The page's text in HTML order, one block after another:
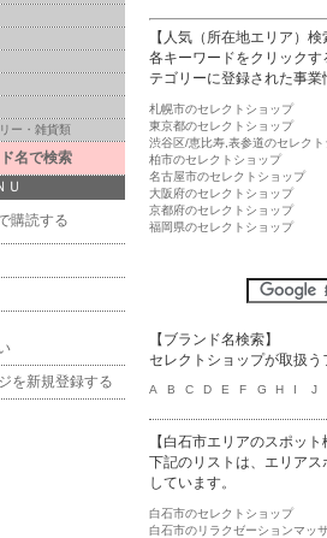
【人気（所在地エリア）
各キーワードをクリック
テゴリーに登録された事
札幌市のセレクトショップ
東京都のセレクトショップ
渋谷区/恵比寿,表参道のセレク
柏市のセレクトショップ
名古屋市のセレクトショップ
大阪府のセレクトショップ
京都府のセレクトショップ
福岡県のセレクトショップ
【ブランド名検索】
セレクトショップが取扱
A B C D E F G H I J
【白石市エリアのスポッ
下記のリストは、エリア
しています。
白石市のセレクトショップ
白石市のリラクゼーションマッ
ー・雑貨類
名で検索
Ｕ
購読する
を新規登録する